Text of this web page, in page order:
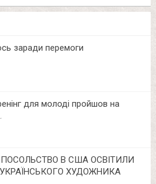
заради перемоги
для молоді пройшов на
ПОСОЛЬСТВО В США ОСВІТИЛИ
ХУДОЖНИКА